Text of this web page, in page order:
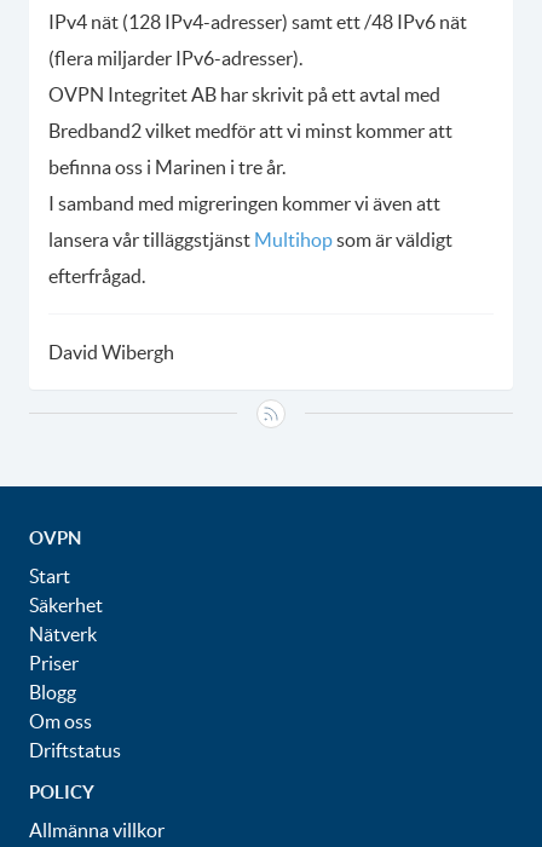
IPv4 nät (128 IPv4-adresser) samt ett /48 IPv6 nät
(flera miljarder IPv6-adresser).
OVPN Integritet AB har skrivit på ett avtal med
Bredband2 vilket medför att vi minst kommer att
befinna oss i Marinen i tre år.
I samband med migreringen kommer vi även att
lansera vår tilläggstjänst Multihopsom är väldigt
efterfrågad.
David Wibergh
OVPN
Start
Säkerhet
Nätverk
Priser
Blogg
Om oss
Driftstatus
POLICY
Allmänna villkor